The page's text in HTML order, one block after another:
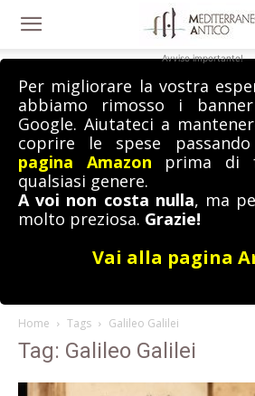
Avviso importante!
Per migliorare la vostra
abbiamo rimosso i
Google. Aiutateci a
coprire le spese
pagina Amazon prima di
qualsiasi genere.
A voi non costa nulla, ma
molto preziosa. Grazie!
Vai alla pagina
Home Tags Galileo Galilei
Tag: Galileo Galilei